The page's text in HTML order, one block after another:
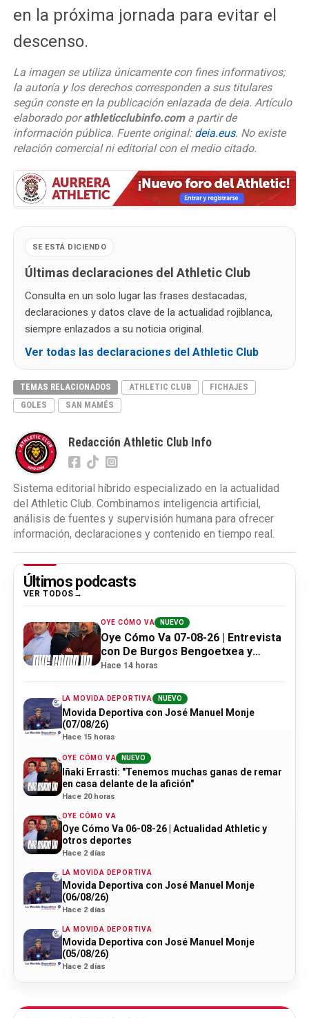
en la próxima jornada para evitar el
descenso.
La imagen se utiliza únicamente con fines informativos;
la autoría y los derechos corresponden a sus titulares
según conste en la publicación enlazada de deia. Artículo
elaborado porathleticclubinfo.coma partir de
información pública. Fuente original: deia.eus. No existe
relación comercial ni editorial con el medio citado.
SE ESTÁ DICIENDO
Últimas declaraciones del Athletic Club
Consulta en un solo lugar las frases destacadas,
declaraciones y datos clave de la actualidad rojiblanca,
siempre enlazados a su noticia original.
Ver todas las declaraciones del Athletic Club
TEMAS RELACIONADOS ATHLETIC CLUB
FICHAJES
GOLES
SAN MAMÉS
Redacción Athletic Club Info
Sistema editorial híbrido especializado en la actualidad
del Athletic Club. Combinamos inteligencia artificial,
análisis de fuentes y supervisión humana para ofrecer
información, declaraciones y contenido en tiempo real.
Últimos podcasts
VER TODOS
OYE CÓMO VA NUEVO
Oye Cómo Va 07-08-26 | Entrevista
con De Burgos Bengoetxea y
actualidad Athletic
Hace 14 horas
LA MOVIDA DEPORTIVA NUEVO
Movida Deportiva con José Manuel Monje
(07/08/26)
Hace 15 horas
OYE CÓMO VA NUEVO
Iñaki Errasti: "Tenemos muchas ganas de remar
en casa delante de la afición"
Hace 20 horas
OYE CÓMO VA
Oye Cómo Va 06-08-26 | Actualidad Athletic y
otros deportes
Hace 2 días
LA MOVIDA DEPORTIVA
Movida Deportiva con José Manuel Monje
(06/08/26)
Hace 2 días
LA MOVIDA DEPORTIVA
Movida Deportiva con José Manuel Monje
(05/08/26)
Hace 2 días